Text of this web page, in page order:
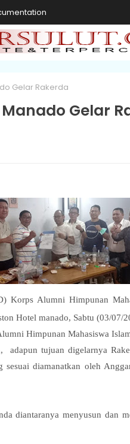
Gelar Rakerda
Gelar
Korps Alumni Himpunan
Hotel manado, Sabtu (03/07/
Himpunan Mahasiswa
adapun tujuan digelarnya
diamanatkan oleh
diantaranya menyusun dan